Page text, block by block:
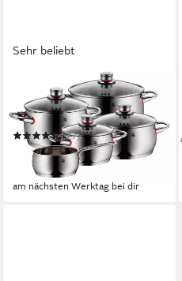
Sehr beliebt
Topf-Set Quality One
Induktion 5-teilig, Kochtopf
Set mit Glasdeckel
(77)
173,55 € UVP449,00 €
-61%
am nächsten Werktag bei dir